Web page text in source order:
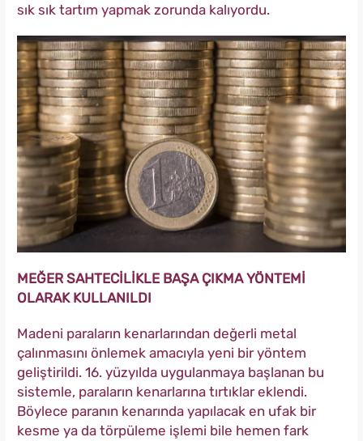
sık sık tartım yapmak zorunda kalıyordu.
MEĞER SAHTECİLİKLE BAŞA ÇIKMA YÖNTEMİ
OLARAK KULLANILDI
Madeni paraların kenarlarından değerli metal
çalınmasını önlemek amacıyla yeni bir yöntem
geliştirildi. 16. yüzyılda uygulanmaya başlanan bu
sistemle, paraların kenarlarına tırtıklar eklendi.
Böylece paranın kenarında yapılacak en ufak bir
kesme ya da törpüleme işlemi bile hemen fark